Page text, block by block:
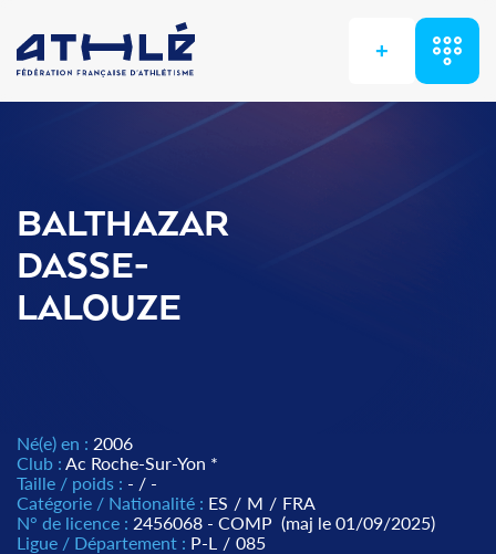
+
BALTHAZAR
DASSE-
LALOUZE
Né(e) en : 2006
Club : Ac Roche-Sur-Yon *
Taille / poids : - / -
Catégorie / Nationalité : ES / M / FRA
N° de licence : 2456068 - COMP (maj le 01/09/2025)
Ligue / Département : P-L / 085